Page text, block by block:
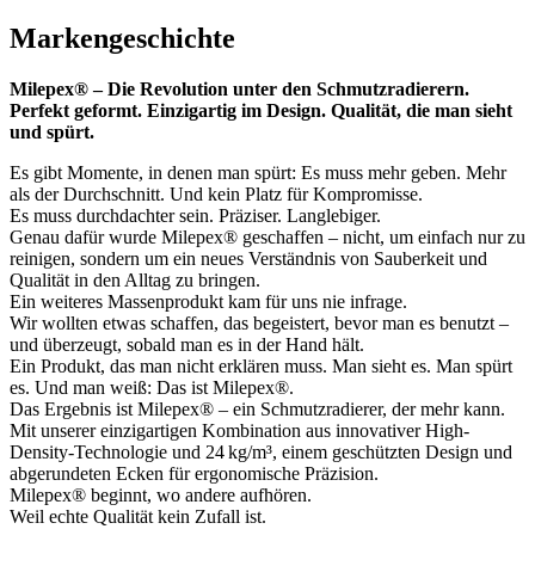
Markengeschichte
Milepex® – Die Revolution unter den Schmutzradierern.
Perfekt geformt. Einzigartig im Design. Qualität, die man sieht
und spürt.
Es gibt Momente, in denen man spürt: Es muss mehr geben. Mehr
als der Durchschnitt. Und kein Platz für Kompromisse.
Es muss durchdachter sein. Präziser. Langlebiger.
Genau dafür wurde Milepex® geschaffen – nicht, um einfach nur zu
reinigen, sondern um ein neues Verständnis von Sauberkeit und
Qualität in den Alltag zu bringen.
Ein weiteres Massenprodukt kam für uns nie infrage.
Wir wollten etwas schaffen, das begeistert, bevor man es benutzt –
und überzeugt, sobald man es in der Hand hält.
Ein Produkt, das man nicht erklären muss. Man sieht es. Man spürt
es. Und man weiß: Das ist Milepex®.
Das Ergebnis ist Milepex® – ein Schmutzradierer, der mehr kann.
Mit unserer einzigartigen Kombination aus innovativer High-
Density-Technologie und 24 kg/m³, einem geschützten Design und
abgerundeten Ecken für ergonomische Präzision.
Milepex® beginnt, wo andere aufhören.
Weil echte Qualität kein Zufall ist.